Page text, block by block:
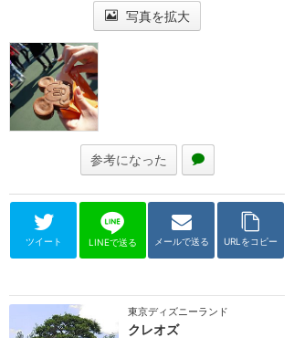
写真を拡大
参考になった
ツイート LINEで送る メールで送る URLをコピー
東京ディズニーランド
クレオズ